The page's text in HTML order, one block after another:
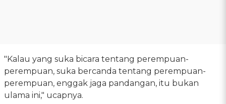
"Kalau yang suka bicara tentang perempuan-
perempuan, suka bercanda tentang perempuan-
perempuan, enggak jaga pandangan, itu bukan
ulama ini," ucapnya.